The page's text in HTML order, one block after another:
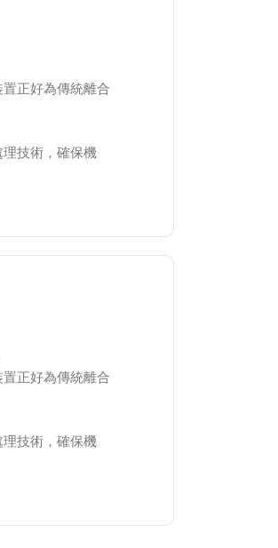
正好為傳統離合
技術，確保機
正好為傳統離合
技術，確保機